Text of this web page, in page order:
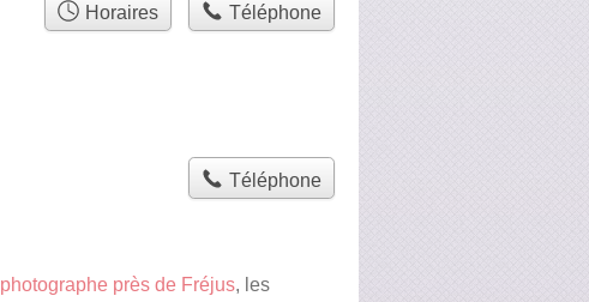
Horaires Téléphone
Téléphone
photographe près de Fréjus, les